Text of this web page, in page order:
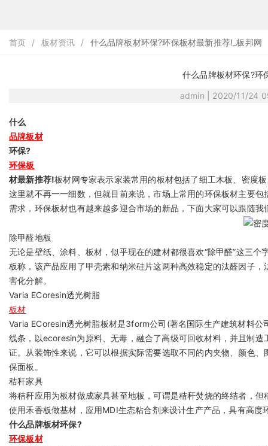
首页 / 板材资讯 / 什么品牌板材环保?环保板材最新推荐!_板邦网
什么品牌板材环保?环
admin | 2020/11/24
什么
品牌板材
环保?
环保板
材最新推荐!板材网专家表示家装常用的板材包括了细工木板、密度
这里就不再一一细数，但就目前来说，市场上常用的环保板材主要
需求，环保板材也有越来越多迎合市场的新品，下面大家可以跟随我
除甲醛地板
无论是壁纸、涂料、板材，似乎现在的建材都很喜欢“除甲醛”这三
板称，该产品应用了甲壳素和纳米硅片这两种高效稳定的汰醛因子
害化分解。
Varia ECoresin透光树脂
板材
Varia ECoresin透光树脂板材是3form公司(著名国际生产建筑材料
线条，以ecoresin为原料、无毒，融合了高级可回收材料，并且制
证。从装饰性来说，它可以根据实际需要选取不同的内夹物、颜色
保面板。
秸秆家具
将秸秆应用为板材做成家具甚至地板，可谓是秸秆焚烧的终结者，
使用禾香板做基材，应用MDI生态粘合剂来设计生产产品，具有高
什么品牌板材环保?
环保板材